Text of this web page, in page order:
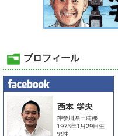
プロフィール